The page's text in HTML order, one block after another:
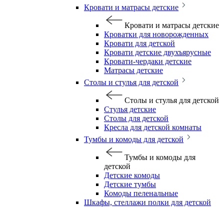
Кровати и матрасы детские
Кровати и матрасы детские
Кроватки для новорожденных
Кровати для детской
Кровати детские двухъярусные
Кровати-чердаки детские
Матрасы детские
Столы и стулья для детской
Столы и стулья для детской
Стулья детские
Столы для детской
Кресла для детской комнаты
Тумбы и комоды для детской
Тумбы и комоды для
детской
Детские комоды
Детские тумбы
Комоды пеленальные
Шкафы, стеллажи полки для детской